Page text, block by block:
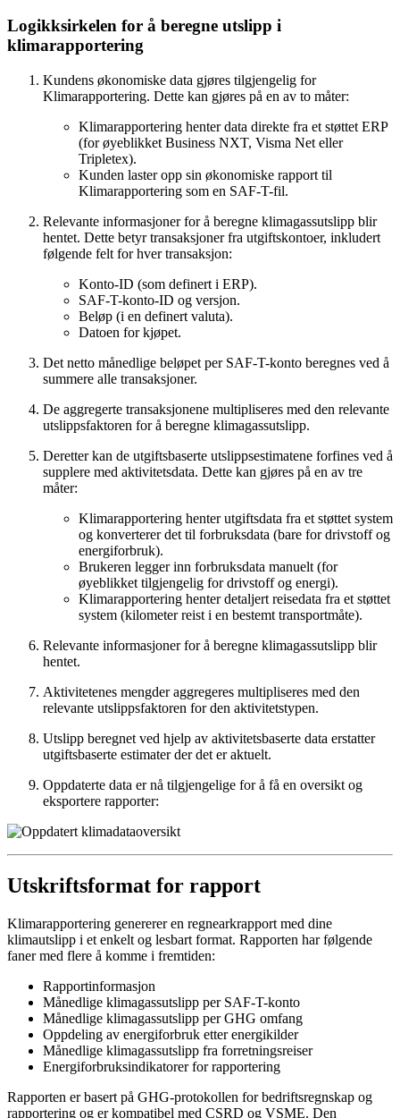
Logikksirkelen for å beregne utslipp i
klimarapportering
Kundens økonomiske data gjøres tilgjengelig for
Klimarapportering. Dette kan gjøres på en av to måter:
Klimarapportering henter data direkte fra et støttet ERP
(for øyeblikket Business NXT, Visma Net eller
Tripletex).
Kunden laster opp sin økonomiske rapport til
Klimarapportering som en SAF-T-fil.
Relevante informasjoner for å beregne klimagassutslipp blir
hentet. Dette betyr transaksjoner fra utgiftskontoer, inkludert
følgende felt for hver transaksjon:
Konto-ID (som definert i ERP).
SAF-T-konto-ID og versjon.
Beløp (i en definert valuta).
Datoen for kjøpet.
Det netto månedlige beløpet per SAF-T-konto beregnes ved å
summere alle transaksjoner.
De aggregerte transaksjonene multipliseres med den relevante
utslippsfaktoren for å beregne klimagassutslipp.
Deretter kan de utgiftsbaserte utslippsestimatene forfines ved å
supplere med aktivitetsdata. Dette kan gjøres på en av tre
måter:
Klimarapportering henter utgiftsdata fra et støttet system
og konverterer det til forbruksdata (bare for drivstoff og
energiforbruk).
Brukeren legger inn forbruksdata manuelt (for
øyeblikket tilgjengelig for drivstoff og energi).
Klimarapportering henter detaljert reisedata fra et støttet
system (kilometer reist i en bestemt transportmåte).
Relevante informasjoner for å beregne klimagassutslipp blir
hentet.
Aktivitetenes mengder aggregeres multipliseres med den
relevante utslippsfaktoren for den aktivitetstypen.
Utslipp beregnet ved hjelp av aktivitetsbaserte data erstatter
utgiftsbaserte estimater der det er aktuelt.
Oppdaterte data er nå tilgjengelige for å få en oversikt og
eksportere rapporter:
Utskriftsformat for rapport
Klimarapportering genererer en regnearkrapport med dine
klimautslipp i et enkelt og lesbart format. Rapporten har følgende
faner med flere å komme i fremtiden:
Rapportinformasjon
Månedlige klimagassutslipp per SAF-T-konto
Månedlige klimagassutslipp per GHG omfang
Oppdeling av energiforbruk etter energikilder
Månedlige klimagassutslipp fra forretningsreiser
Energiforbruksindikatorer for rapportering
Rapporten er basert på GHG-protokollen for bedriftsregnskap og
rapportering og er kompatibel med CSRD og VSME. Den